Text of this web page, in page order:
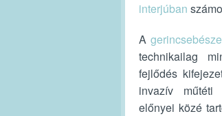
interjúban
A
technikailag
fejlődés
invazív műtéti
előnyei közé